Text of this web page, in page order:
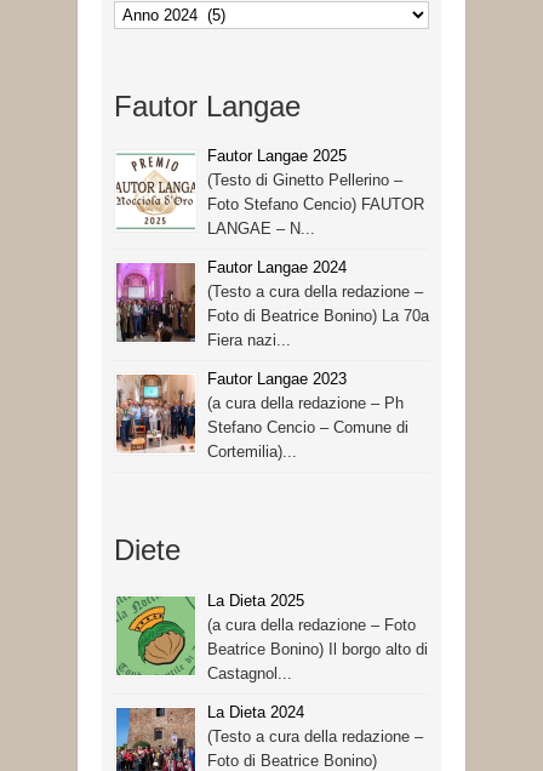
Categorie
Fautor Langae
Fautor Langae 2025
(Testo di Ginetto Pellerino –
Foto Stefano Cencio) FAUTOR
LANGAE – N...
Fautor Langae 2024
(Testo a cura della redazione –
Foto di Beatrice Bonino) La 70a
Fiera nazi...
Fautor Langae 2023
(a cura della redazione – Ph
Stefano Cencio – Comune di
Cortemilia)...
Diete
La Dieta 2025
(a cura della redazione – Foto
Beatrice Bonino) Il borgo alto di
Castagnol...
La Dieta 2024
(Testo a cura della redazione –
Foto di Beatrice Bonino)